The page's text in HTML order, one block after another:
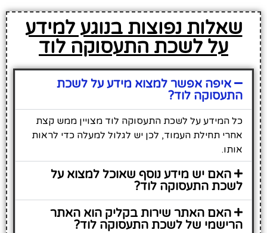
שאלות נפוצות בנוגע למידע
על לשכת התעסוקה לוד
איפה אפשר למצוא מידע על לשכת
התעסוקה לוד?
כל המידע על לשכת התעסוקה לוד מצויין ממש קצת
אחרי תחילת העמוד, לכן יש לגלול למעלה כדי לראות
אותו.
האם יש מידע נוסף שאוכל למצוא על
לשכת התעסוקה לוד?
האם האתר שירות בקליק הוא האתר
הרישמי של לשכת התעסוקה לוד?